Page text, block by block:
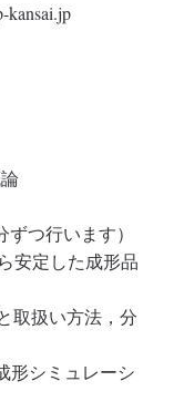
kansai.jp
つ行います）
安定した成形品
扱い方法，分
シミュレーシ